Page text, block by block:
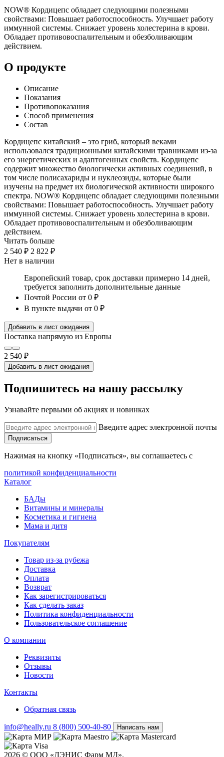
NOW® Кордицепс обладает следующими полезными
свойствами: Повышает работоспособность. Улучшает работу
иммунной системы. Снижает уровень холестерина в крови.
Обладает противовоспалительным и обезболивающим
действием.
О продукте
Описание
Показания
Противопоказания
Способ применения
Состав
Кордицепс китайский – это гриб, который веками
использовался традиционными китайскими травниками из-за
его энергетических и адаптогенных свойств. Кордицепс
содержит множество биологически активных соединений, в
том числе полисахариды и нуклеозиды, которые были
изучены на предмет их биологической активности широкого
спектра. NOW® Кордицепс обладает следующими полезными
свойствами: Повышает работоспособность. Улучшает работу
иммунной системы. Снижает уровень холестерина в крови.
Обладает противовоспалительным и обезболивающим
действием.
Читать больше
2 540 ₽ 2 822 ₽
Нет в наличии
Европейский товар, срок доставки примерно 14 дней,
требуется заполнить дополнительные данные
Почтой России от 0 ₽
В пункте выдачи от 0 ₽
Добавить в лист ожидания
Поставка напрямую из Европы
2 540 ₽
Добавить в лист ожидания
Подпишитесь на нашу рассылку
Узнавайте первыми об акциях и новинках
Введите адрес электронной почты
Подписаться
Нажимая на кнопку «Подписаться», вы соглашаетесь с
политикой конфиденциальности
Каталог
БАДы
Витамины и минералы
Косметика и гигиена
Мама и дитя
Покупателям
Товар из-за рубежа
Доставка
Оплата
Возврат
Как зарегистрироваться
Как сделать заказ
Политика конфиденциальности
Пользовательское соглашение
О компании
Реквизиты
Отзывы
Новости
Контакты
Обратная связь
info@heally.ru 8 (800) 500-40-80 Написать нам
2026 © ООО «ДЭНИС Фарм МД».